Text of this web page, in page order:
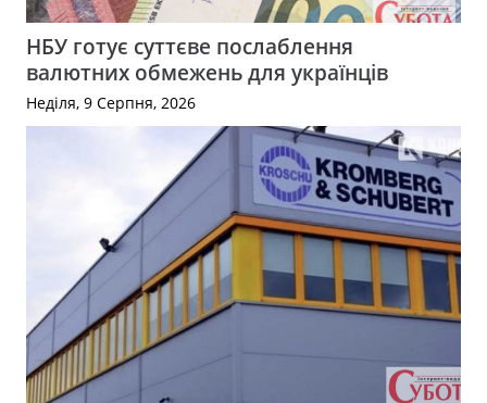
НБУ готує суттєве послаблення
валютних обмежень для українців
Неділя, 9 Серпня, 2026